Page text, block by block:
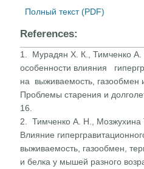
Полный текст (PDF)
References:
1. Мурадян X. К., Тимченко А.
особенности влияния
на выживаемость, газообмен
Проблемы старения и
16.
2. Тимченко А. Н., Мозжухина
Влияние
выживаемость, газообмен,
и белка у мышей разного